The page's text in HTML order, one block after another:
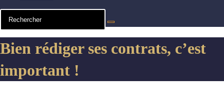
Bien rédiger ses contrats, c’est
important !